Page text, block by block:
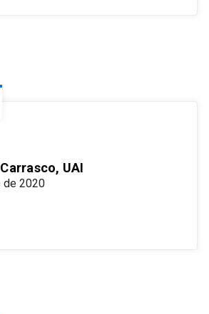
UAI
de 2020